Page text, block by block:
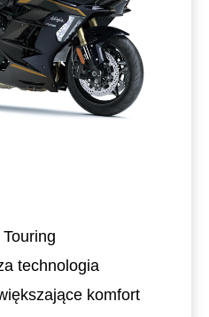
technologia
komfort